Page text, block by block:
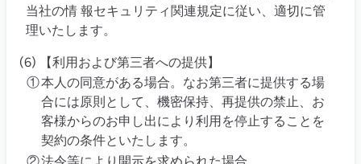
当社の情 報セキュリティ関連規定に従い、適切に管
理いたします。
(6) 【利用および第三者への提供】
①本人の同意がある場合。なお第三者に提供する場
合には原則として、機密保持、再提供の禁止、お
客様からのお申し出により利用を停止することを
契約の条件といたします。